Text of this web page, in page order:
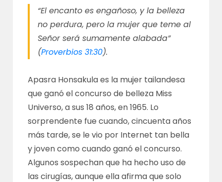
“El encanto es engañoso, y la belleza
no perdura, pero la mujer que teme al
Señor será sumamente alabada”
(Proverbios 31:30).
Apasra Honsakula es la mujer tailandesa
que ganó el concurso de belleza Miss
Universo, a sus 18 años, en 1965. Lo
sorprendente fue cuando, cincuenta años
más tarde, se le vio por Internet tan bella
y joven como cuando ganó el concurso.
Algunos sospechan que ha hecho uso de
las cirugías, aunque ella afirma que solo